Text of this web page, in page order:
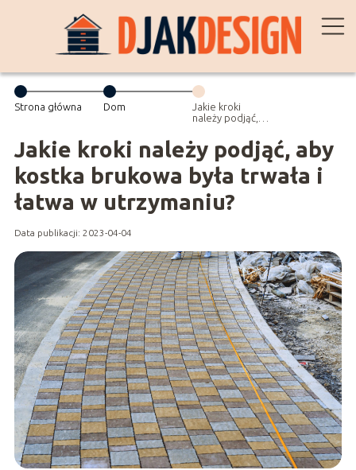
Strona główna Dom
Jakie kroki
należy podjąć,
brukowa była
trwała i łatwa w
utrzymaniu?
Jakie kroki należy podjąć, aby
kostka brukowa była trwała i
łatwa w utrzymaniu?
Data publikacji: 2023-04-04